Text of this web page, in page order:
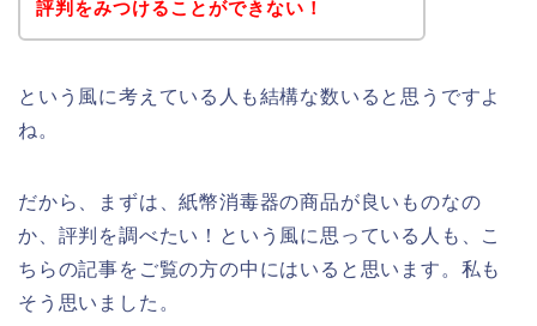
評判をみつけることができない！
という風に考えている人も結構な数いると思うですよ
ね。
だから、まずは、紙幣消毒器の商品が良いものなの
か、評判を調べたい！という風に思っている人も、こ
ちらの記事をご覧の方の中にはいると思います。私も
そう思いました。